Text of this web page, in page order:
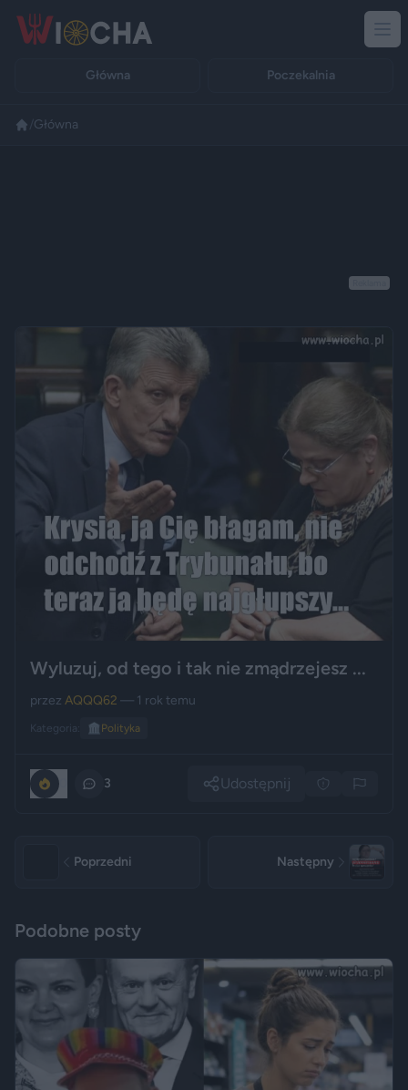
Główna Poczekalnia
Główna
Wyluzuj, od tego i tak nie zmądrzejesz ...
przez AQQQ62 — 1 rok temu
Kategoria: 🏛️ Polityka
3 Udostępnij
Poprzedni Następny
Podobne posty